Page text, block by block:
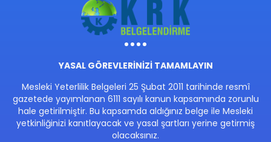
YASAL GÖREVLERİNİZİ TAMAMLAYIN
Mesleki Yeterlilik Belgeleri 25 Şubat 2011 tarihinde resmî
gazetede yayımlanan 6111 sayılı kanun kapsamında zorunlu
hale getirilmiştir. Bu kapsamda aldığınız belge ile Mesleki
yetkinliğinizi kanıtlayacak ve yasal şartları yerine getirmiş
olacaksınız.